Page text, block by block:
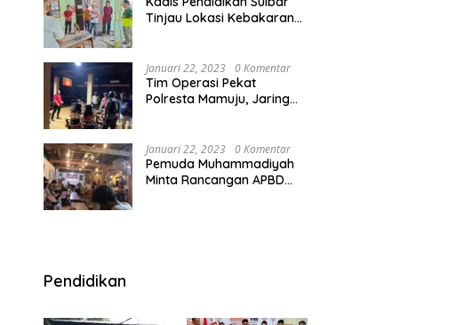
Tinjau Lokasi Kebakaran
Januari 22, 2023 0 Komentar
Tim Operasi Pekat
Polresta Mamuju, Jaring
Januari 22, 2023 0 Komentar
Pemuda Muhammadiyah
Minta Rancangan APBD
Pendidikan